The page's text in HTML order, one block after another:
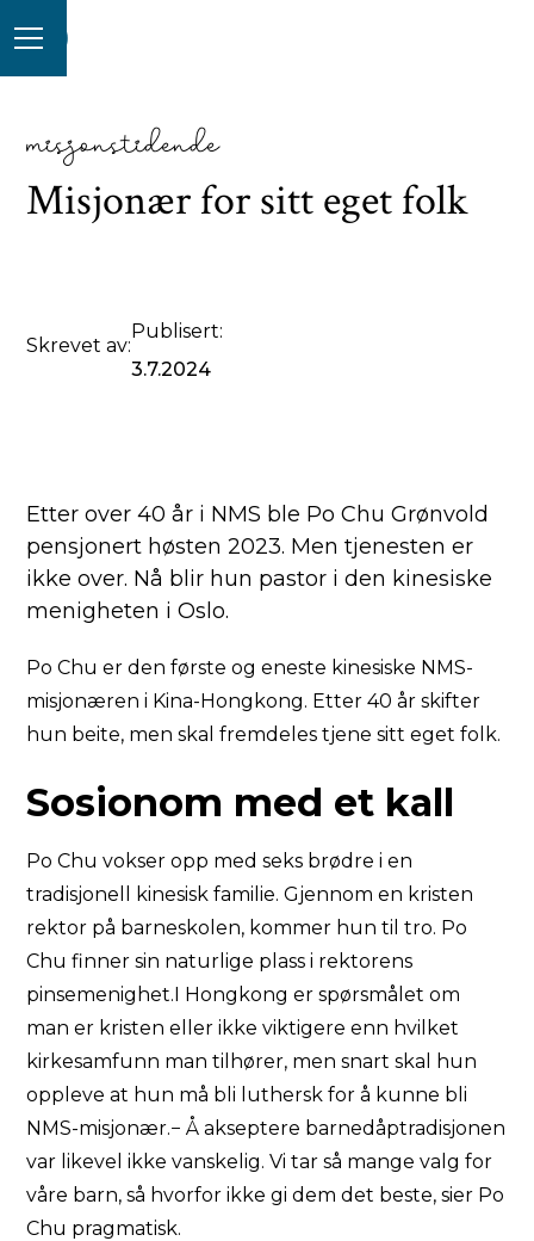
misjonstidende
Misjonær for sitt eget folk
Skrevet av:
Publisert:
3.7.2024
Etter over 40 år i NMS ble Po Chu Grønvold
pensjonert høsten 2023. Men tjenesten er
ikke over. Nå blir hun pastor i den kinesiske
menigheten i Oslo.
Po Chu er den første og eneste kinesiske NMS-
misjonæren i Kina-Hongkong. Etter 40 år skifter
hun beite, men skal fremdeles tjene sitt eget folk.
Sosionom med et kall
Po Chu vokser opp med seks brødre i en
tradisjonell kinesisk familie. Gjennom en kristen
rektor på barneskolen, kommer hun til tro. Po
Chu finner sin naturlige plass i rektorens
pinsemenighet.I Hongkong er spørsmålet om
man er kristen eller ikke viktigere enn hvilket
kirkesamfunn man tilhører, men snart skal hun
oppleve at hun må bli luthersk for å kunne bli
NMS-misjonær.− Å akseptere barnedåptradisjonen
var likevel ikke vanskelig. Vi tar så mange valg for
våre barn, så hvorfor ikke gi dem det beste, sier Po
Chu pragmatisk.